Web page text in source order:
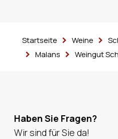
Startseite Weine
Malans
Weingut
Haben Sie Fragen?
Wir sind für Sie da!